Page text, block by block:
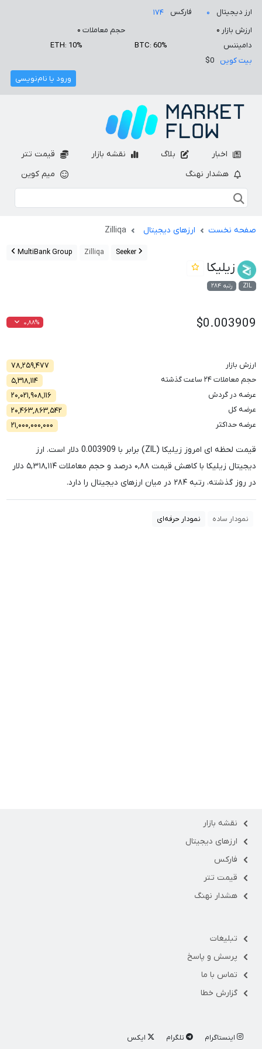
ارز دیجیتال ۰ فارکس
۱۷۴
ارزش بازار ۰ حجم معاملات ۰
دامیننس
BTC: 60%
ETH: 10%
بیت کوین
$0
ورود یا نام‌نویسی
اخبار بلاگ نقشه بازار
قیمت تتر
هشدار نهنگ
میم کوین
صفحه نخست ارزهای دیجیتال Zilliqa
Seeker
Zilliqa
MultiBank Group
زیلیکا
ZIL رتبه ۲۸۴
$0.003909 ۰,۸۸%
ارزش بازار
۷۸,۲۵۹,۴۷۷
حجم معاملات ۲۴ ساعت گذشته
۵,۳۱۸,۱۱۴
عرضه در گردش
۲۰,۰۲۱,۹۰۸,۱۱۶
عرضه کل
۲۰,۴۶۳,۸۶۳,۵۴۲
عرضه حداکثر
۲۱,۰۰۰,۰۰۰,۰۰۰
قیمت لحظه ای امروز زیلیکا (ZIL) برابر با 0.003909 دلار است. ارز
دیجیتال زیلیکا با کاهش قیمت۰,۸۸ درصد و حجم معاملات۵,۳۱۸,۱۱۴ دلار
در روز گذشته، رتبه۲۸۴ در میان ارزهای دیجیتال را دارد.
نمودار ساده نمودار حرفه‌ای
نقشه بازار
ارزهای دیجیتال
فارکس
قیمت تتر
هشدار نهنگ
تبلیغات
پرسش و پاسخ
تماس با ما
گزارش خطا
اینستاگرام تلگرام ایکس